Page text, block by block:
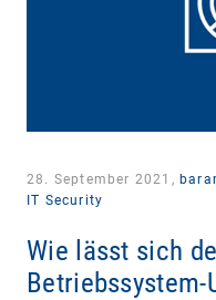
28. September 2021,
IT Security
Wie lässt sich